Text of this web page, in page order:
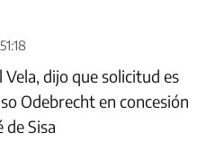
dijo que solicitud es
Odebrecht en concesión
de Sisa